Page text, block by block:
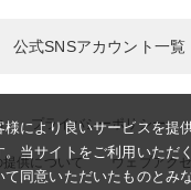
プライバシーポリシー
供について ウェブアク
公式SNSアカウント一覧
により良いサービスを提
当サイトをご利用いただ
て同意いただいたものとみ